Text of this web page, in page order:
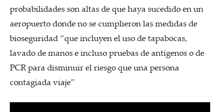
probabilidades son altas de que haya sucedido en un
aeropuerto donde no se cumplieron las medidas de
bioseguridad “que incluyen el uso de tapabocas,
lavado de manos e incluso pruebas de antígenos o de
PCR para disminuir el riesgo que una persona
contagiada viaje”